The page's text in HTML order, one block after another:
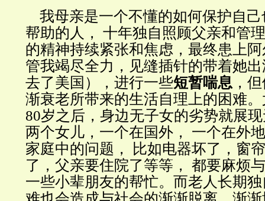
我母亲是一个不懂的如何保护自己
帮助的人， 十年独自照顾父亲和管
的精神持续紧张和焦虑，最终患上
管我竭尽全力，见缝插针的带着她
去了美国），进行一些短暂喘息 ，
渐衰老所带来的生活自理上的困难
80岁之后，身边无子女的劣势就展
两个女儿，一个在国外， 一个在外
家庭中的问题， 比如电器坏了，窗
了，父亲要住院了等等， 都要麻烦
一些小辈朋友的帮忙。而老人长期